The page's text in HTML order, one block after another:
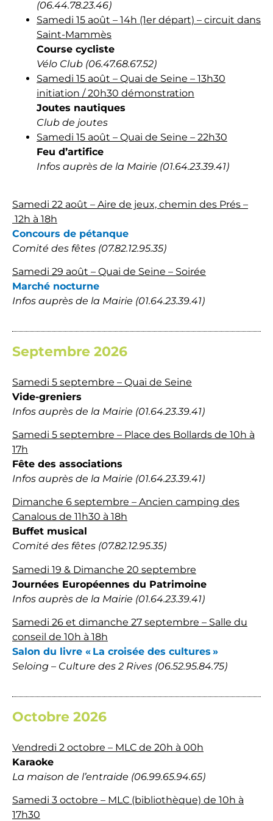
(06.44.78.23.46)
Samedi 15 août – 14h (1er départ) – circuit dans
Saint-Mammès
Course cycliste
Vélo Club (06.47.68.67.52)
Samedi 15 août – Quai de Seine – 13h30
initiation / 20h30 démonstration
Joutes nautiques
Club de joutes
Samedi 15 août – Quai de Seine – 22h30
Feu d’artifice
Infos auprès de la Mairie (01.64.23.39.41)
Samedi 22 août – Aire de jeux, chemin des Prés –
12h à 18h
Concours de pétanque
Comité des fêtes (07.82.12.95.35)
Samedi 29 août – Quai de Seine – Soirée
Marché nocturne
Infos auprès de la Mairie (01.64.23.39.41)
Septembre 2026
Samedi 5 septembre – Quai de Seine
Vide-greniers
Infos auprès de la Mairie (01.64.23.39.41)
Samedi 5 septembre – Place des Bollards de 10h à
17h
Fête des associations
Infos auprès de la Mairie (01.64.23.39.41)
Dimanche 6 septembre – Ancien camping des
Canalous de 11h30 à 18h
Buffet musical
Comité des fêtes (07.82.12.95.35)
Samedi 19 & Dimanche 20 septembre
Journées Européennes du Patrimoine
Infos auprès de la Mairie (01.64.23.39.41)
Samedi 26 et dimanche 27 septembre – Salle du
conseil de 10h à 18h
Salon du livre « La croisée des cultures »
Seloing – Culture des 2 Rives (06.52.95.84.75)
Octobre 2026
Vendredi 2 octobre – MLC de 20h à 00h
Karaoke
La maison de l’entraide (06.99.65.94.65)
Samedi 3 octobre – MLC (bibliothèque) de 10h à
17h30